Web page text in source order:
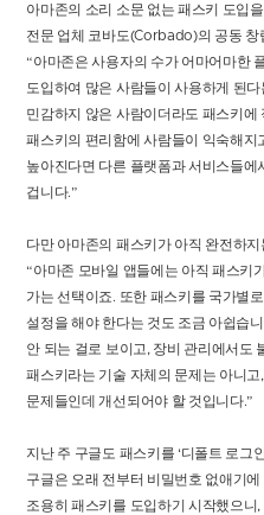
아마존의 소리 소문 없는 패스키 도입
전문 업체 코바도(Corbado)의 공동
“아마존은 사용자의 수가 어마어마한
도입하여 많은 사람들이 사용하게 된
민감하지 않은 사람이더라도 패스키에
패스키의 편리함에 사람들이 익숙해지
높아진다면 다른 플랫폼과 서비스들에
겁니다.”
다만 아마존의 패스키가 아직 완전하
“아마존 모바일 앱들에는 아직 패스키
가는 선택이죠. 또한 패스키를 국가별
설정을 해야 한다는 것도 조금 아쉽습
안 되는 걸로 보이고, 장비 관리에서도
패스키라는 기술 자체의 문제는 아니
문제들인데 개선되어야 할 것입니다.”
지난 주 구글도 패스키를 ‘디폴트 로그
구글은 오래 전부터 비밀번호 없애기
조용히 패스키를 도입하기 시작했으니